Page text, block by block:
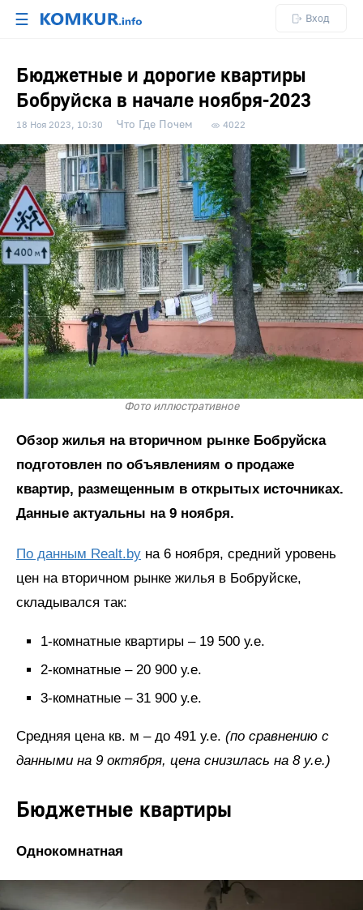
☰ Вход
Бюджетные и дорогие квартиры
Бобруйска в начале ноября-2023
18 Ноя 2023, 10:30 Что Где Почем 4022
Фото иллюстративное
Обзор жилья на вторичном рынке Бобруйска
подготовлен по объявлениям о продаже
квартир, размещенным в открытых источниках.
Данные актуальны на 9 ноября.
По данным Realt.by на 6 ноября, средний уровень
цен на вторичном рынке жилья в Бобруйске,
складывался так:
1-комнатные квартиры – 19 500 у.е.
2-комнатные – 20 900 у.е.
3-комнатные – 31 900 у.е.
Средняя цена кв. м – до 491 у.е. (по сравнению с
данными на 9 октября, цена снизилась на 8 у.е.)
Бюджетные квартиры
Однокомнатная